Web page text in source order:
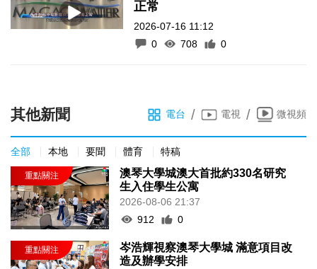
正常
2026-07-16 11:12
0
708 0
其他新聞 電台 / 電視 / 微視頻
全部 本地 要聞 體育 特稿
澳琴大學城澳大首批約330名研究
生入住學生公寓
2026-08-06 21:37
912
0
岑浩輝視察澳琴大學城 滿意項目改
造及辦學安排